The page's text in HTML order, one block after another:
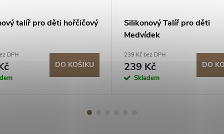
talíř pro děti hořčičový
DPH
DO KOŠÍKU
Silikonový Talíř pro děti
Medvídek
239 Kč bez DPH
239 Kč
Skladem
DO